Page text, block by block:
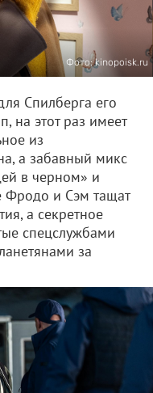
Фото: kinopoisk.ru
Спилберга его
на этот раз имеет
из
а забавный микс
в черном» и
Фродо и Сэм тащат
а секретное
спецслужбами
за